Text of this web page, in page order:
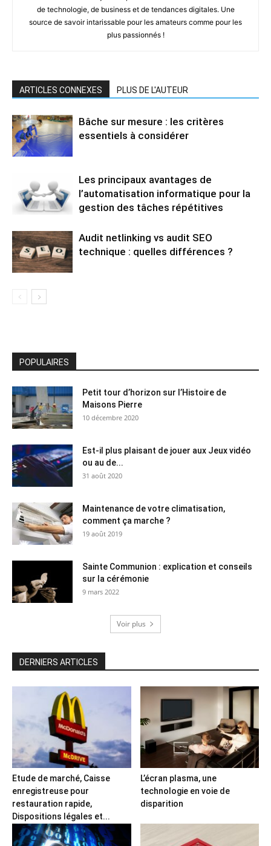
de technologie, de business et de tendances digitales. Une
source de savoir intarissable pour les amateurs comme pour les
plus passionnés !
ARTICLES CONNEXES PLUS DE L'AUTEUR
Bâche sur mesure : les critères
essentiels à considérer
Les principaux avantages de
l’automatisation informatique pour la
gestion des tâches répétitives
Audit netlinking vs audit SEO
technique : quelles différences ?
POPULAIRES
Petit tour d’horizon sur l’Histoire de
Maisons Pierre
10 décembre 2020
Est-il plus plaisant de jouer aux Jeux vidéo
ou au de...
31 août 2020
Maintenance de votre climatisation,
comment ça marche ?
19 août 2019
Sainte Communion : explication et conseils
sur la cérémonie
9 mars 2022
Voir plus
DERNIERS ARTICLES
Etude de marché, Caisse
enregistreuse pour
restauration rapide,
Dispositions légales et...
L’écran plasma, une
technologie en voie de
disparition